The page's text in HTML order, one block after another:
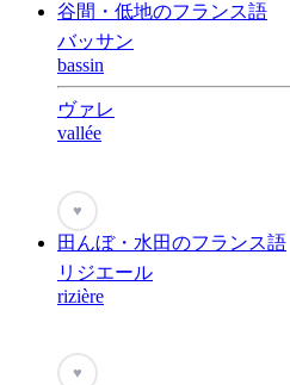
谷間・低地のフランス語
バッサン
bassin
ヴァレ
vallée
♥
田んぼ・水田のフランス語
リジエール
rizière
♥